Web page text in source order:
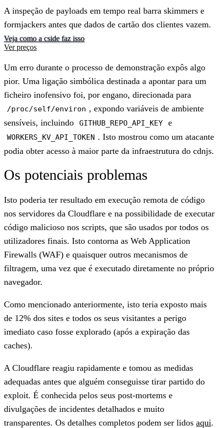
A inspeção de payloads em tempo real barra skimmers e
formjackers antes que dados de cartão dos clientes vazem.
Veja como a cside faz isso
Ver preços
Um erro durante o processo de demonstração expôs algo
pior. Uma ligação simbólica destinada a apontar para um
ficheiro inofensivo foi, por engano, direcionada para
/proc/self/environ , expondo variáveis de ambiente
sensíveis, incluindo
GITHUB_REPO_API_KEY e
WORKERS_KV_API_TOKEN . Isto mostrou como um atacante
podia obter acesso à maior parte da infraestrutura do cdnjs.
Os potenciais problemas
Isto poderia ter resultado em execução remota de código
nos servidores da Cloudflare e na possibilidade de executar
código malicioso nos scripts, que são usados por todos os
utilizadores finais. Isto contorna as Web Application
Firewalls (WAF) e quaisquer outros mecanismos de
filtragem, uma vez que é executado diretamente no próprio
navegador.
Como mencionado anteriormente, isto teria exposto mais
de 12% dos sites e todos os seus visitantes a perigo
imediato caso fosse explorado (após a expiração das
caches).
A Cloudflare reagiu rapidamente e tomou as medidas
adequadas antes que alguém conseguisse tirar partido do
exploit. É conhecida pelos seus post-mortems e
divulgações de incidentes detalhados e muito
transparentes. Os detalhes completos podem ser lidos aqui.